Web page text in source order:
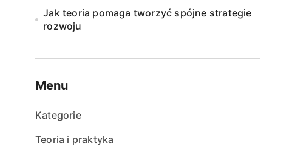
Jak teoria pomaga tworzyć spójne strategie
rozwoju
Menu
Kategorie
Teoria i praktyka